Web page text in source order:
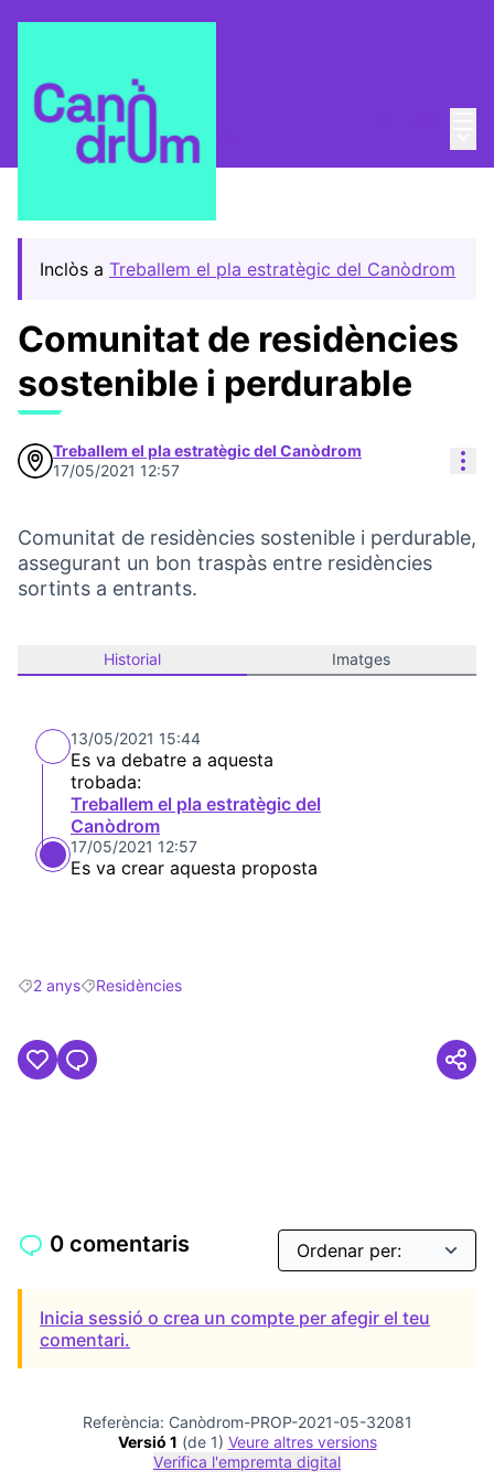
Pla Estratègic Propostes
Inclòs a Treballem el pla estratègic del Canòdrom
Comunitat de residències
sostenible i perdurable
Treballem el pla estratègic del Canòdrom
17/05/2021 12:57
Comunitat de residències sostenible i perdurable,
assegurant un bon traspàs entre residències
sortints a entrants.
Historial Imatges
13/05/2021 15:44
Es va debatre a aquesta
trobada:
Treballem el pla estratègic del
Canòdrom
17/05/2021 12:57
Es va crear aquesta proposta
Resultats en filtrar per: 2 anys
2 anysResultats en filtrar per: Residències
Residències
0 comentaris
Inicia sessió o crea un compte per afegir el teu
comentari.
Referència: Canòdrom-PROP-2021-05-32081
Versió 1 (de 1)
veure altres versions
Verifica l'empremta digital